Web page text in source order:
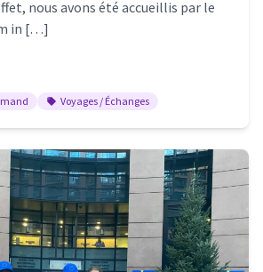
nous avons été accueillis par le
in […]
Voyages / Échanges